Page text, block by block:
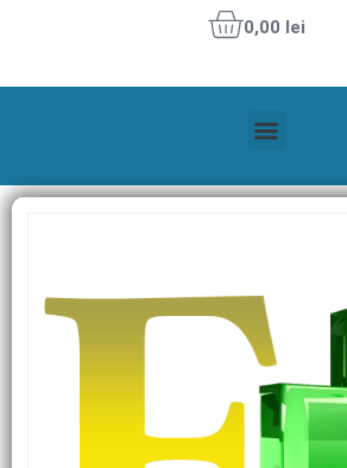
0,00 lei